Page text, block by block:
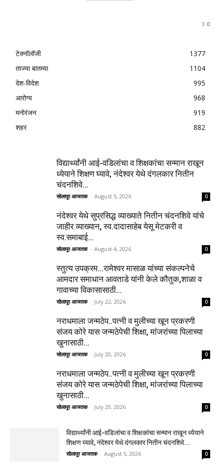
0
टेक्नॉलॉजी
1377
ताज्या बातम्या
1104
देश-विदेश
995
आरोग्य
968
मनोरंजन
919
शहर
882
विद्यार्थ्यांनी आई-वडिलांचा व शिक्षकांचा सन्मान राखून
ध्येयाने शिक्षण घ्यावे, नंदेश्वर येथे दंगलकार नितीन
चंदनशिवे...
सोलापूर आजतक - August 5, 2026 0
नंदेश्वर येथे सुप्रसिद्ध व्याख्याते नितीन चंदनशिवे यांचे
जाहीर व्याख्यान, स्व.दादासाहेब येसू मेटकरी व
स्व.समाबाई...
सोलापूर आजतक - August 4, 2026 0
स्तुत्य उपक्रम…रामेश्वर मासाळ यांच्या संकल्पनेचे
आमदार समाधान आवताडे यांनी केले कौतुक,शाळा व
गावाच्या विकासासाठी...
सोलापूर आजतक - July 22, 2026 0
नराधमाला जन्मठेप..पत्नी व मुलीच्या खून प्रकरणी
संजय कोरे यास जन्मठेपेची शिक्षा, मांजरांच्या पिलाच्या
खुनासाठी...
सोलापूर आजतक - July 20, 2026 0
नराधमाला जन्मठेप..पत्नी व मुलीच्या खून प्रकरणी
संजय कोरे यास जन्मठेपेची शिक्षा, मांजरांच्या पिलाच्या
खुनासाठी...
सोलापूर आजतक - July 20, 2026 0
विद्यार्थ्यांनी आई-वडिलांचा व शिक्षकांचा सन्मान राखून ध्येयाने
शिक्षण घ्यावे, नंदेश्वर येथे दंगलकार नितीन चंदनशिवे...
सोलापूर आजतक - August 5, 2026 0